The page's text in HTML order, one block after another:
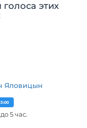
этих
Яловицын
5 час.